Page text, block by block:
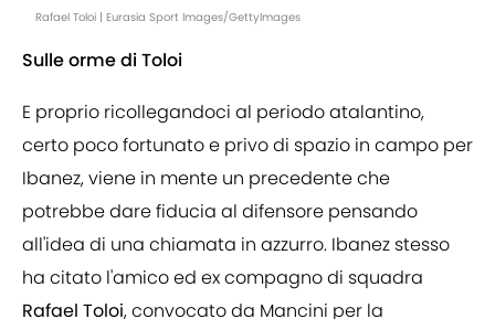
Rafael Toloi | Eurasia Sport Images/GettyImages
Sulle orme di Toloi
E proprio ricollegandoci al periodo atalantino,
certo poco fortunato e privo di spazio in campo per
Ibanez, viene in mente un precedente che
potrebbe dare fiducia al difensore pensando
all'idea di una chiamata in azzurro. Ibanez stesso
ha citato l'amico ed ex compagno di squadra
Rafael Toloi, convocato da Mancini per la